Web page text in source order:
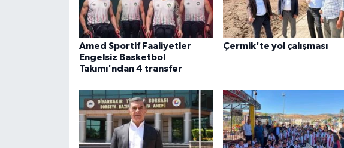
Amed Sportif Faaliyetler
Engelsiz Basketbol
Takımı'ndan 4 transfer
Çermik'te yol çalışması
SPOR HABERLERİ
TEKNOLOJİ
ÜLKE GÜNDEMİ